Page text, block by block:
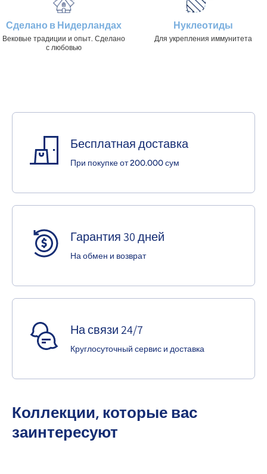
Сделано в Нидерландах
Вековые традиции и опыт. Сделано
с любовью
Нуклеотиды
Для укрепления иммунитета
Бесплатная доставка
При покупке от 200.000 сум
Гарантия 30 дней
На обмен и возврат
На связи 24/7
Круглосуточный сервис и доставка
Коллекции, которые вас
заинтересуют